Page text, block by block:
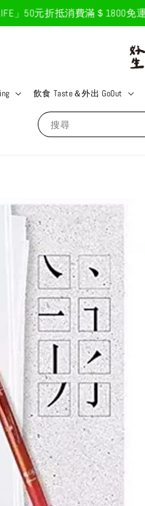
」50元折抵消費滿＄1800免運費
搜尋
飲食 Taste＆外出 GoOut